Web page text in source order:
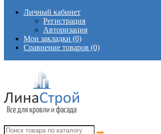
Личный кабинет
Регистрация
Авторизация
Мои закладки (0)
Сравнение товаров (0)